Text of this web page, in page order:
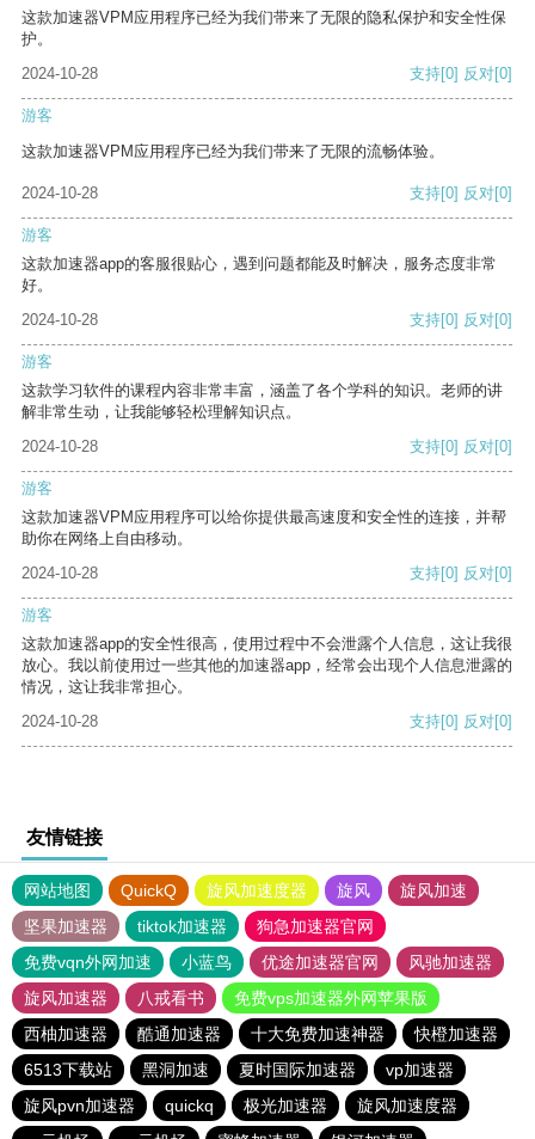
这款加速器VPM应用程序已经为我们带来了无限的隐私保护和安全性保
护。
2024-10-28
支持[0] 反对[0]
游客
这款加速器VPM应用程序已经为我们带来了无限的流畅体验。
2024-10-28 支持[0] 反对[0]
游客
这款加速器app的客服很贴心，遇到问题都能及时解决，服务态度非常
好。
2024-10-28
支持[0] 反对[0]
游客
这款学习软件的课程内容非常丰富，涵盖了各个学科的知识。老师的讲
解非常生动，让我能够轻松理解知识点。
2024-10-28
支持[0] 反对[0]
游客
这款加速器VPM应用程序可以给你提供最高速度和安全性的连接，并帮
助你在网络上自由移动。
2024-10-28
支持[0] 反对[0]
游客
这款加速器app的安全性很高，使用过程中不会泄露个人信息，这让我很
放心。我以前使用过一些其他的加速器app，经常会出现个人信息泄露的
情况，这让我非常担心。
2024-10-28
支持[0] 反对[0]
友情链接
网站地图 QuickQ 旋风加速度器 旋风
旋风加速
坚果加速器
tiktok加速器
狗急加速器官网
免费vqn外网加速
小蓝鸟 优途加速器官网
风驰加速器
旋风加速器
八戒看书
免费vps加速器外网苹果版
西柚加速器
酷通加速器 十大免费加速神器
快橙加速器
6513下载站
黑洞加速 夏时国际加速器
vp加速器
旋风pvn加速器
quickq 极光加速器
旋风加速度器